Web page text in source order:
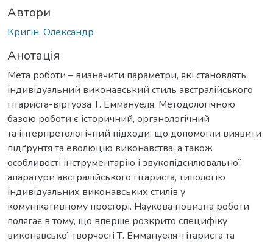
Автори
Кригін, Олександр
Анотація
Мета роботи – визначити параметри, які становлять
індивідуальний виконавський стиль австралійського
гітариста-віртуоза Т. Еммануеля. Методологічною
базою роботи є історичний, органологічний
та інтерпретологічний підходи, що допомогли виявити
підґрунтя та еволюцію виконавства, а також
особливості інструментарію і звукопідсилювальної
апаратури австралійського гітариста, типологію
індивідуальних виконавських стилів у
комунікативному просторі. Наукова новизна роботи
полягає в тому, що вперше розкрито специфіку
виконавської творчості Т. Еммануеля-гітариста та